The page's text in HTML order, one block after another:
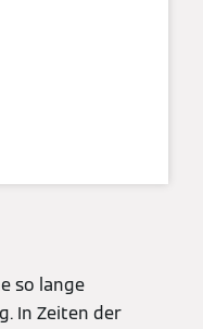
so lange
In Zeiten der